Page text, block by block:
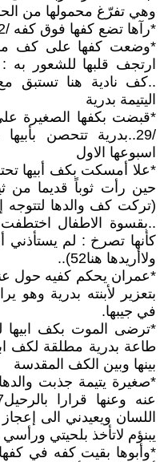
وهي تفرّغ محمولها من
*رآها تضع كفها فوق كفه /22 اتصالية انسجام بينهما
*وضعت كفها على كف
..كف نادية هنا تستبق
اليتيمة بدرية
*قبضت بكفها الصغيرة
/29..بدرية تتحصن
اسبوعها الاول
حين رأت ثوباً قديما من
(تركت كف والدها لتتوجه
..بقسوة الاطفال
كأنها تصرخ : لم يستأذني
ولاأريدها هنا52)..
بتعزير لأبنته بدرية وهو
في جيبها.
طاعة بدرية مطلقة لكف
بينها وبين الكف المقدسة
*صغيرة يتيمة جذبت
اللسان ويعيدني الى
يبنؤم لاتأخذ بلحيتي ورأسي .94/
*وأبوها بقيت كفه في